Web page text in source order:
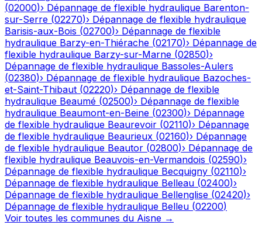
(02000)› Dépannage de flexible hydraulique Barenton-
sur-Serre (02270)› Dépannage de flexible hydraulique
Barisis-aux-Bois (02700)› Dépannage de flexible
hydraulique Barzy-en-Thiérache (02170)› Dépannage de
flexible hydraulique Barzy-sur-Marne (02850)›
Dépannage de flexible hydraulique Bassoles-Aulers
(02380)› Dépannage de flexible hydraulique Bazoches-
et-Saint-Thibaut (02220)› Dépannage de flexible
hydraulique Beaumé (02500)› Dépannage de flexible
hydraulique Beaumont-en-Beine (02300)› Dépannage
de flexible hydraulique Beaurevoir (02110)› Dépannage
de flexible hydraulique Beaurieux (02160)› Dépannage
de flexible hydraulique Beautor (02800)› Dépannage de
flexible hydraulique Beauvois-en-Vermandois (02590)›
Dépannage de flexible hydraulique Becquigny (02110)›
Dépannage de flexible hydraulique Belleau (02400)›
Dépannage de flexible hydraulique Bellenglise (02420)›
Dépannage de flexible hydraulique Belleu (02200)
Voir toutes les communes du Aisne →